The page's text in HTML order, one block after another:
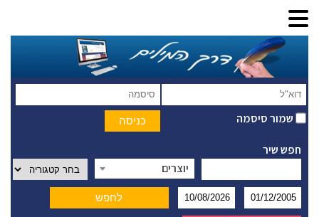
שמור סיסמה
חפש שיר
יוצרים